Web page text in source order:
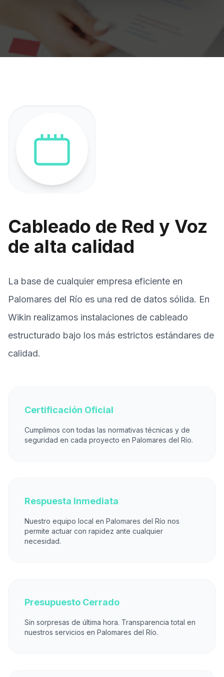
Cableado de Red y Voz
de alta calidad
La base de cualquier empresa eficiente en
Palomares del Río es una red de datos sólida. En
Wikin realizamos instalaciones de cableado
estructurado bajo los más estrictos estándares de
calidad.
Certificación Oficial
Cumplimos con todas las normativas técnicas y de
seguridad en cada proyecto en Palomares del Río.
Respuesta Inmediata
Nuestro equipo local en Palomares del Río nos
permite actuar con rapidez ante cualquier
necesidad.
Presupuesto Cerrado
Sin sorpresas de última hora. Transparencia total en
nuestros servicios en Palomares del Río.